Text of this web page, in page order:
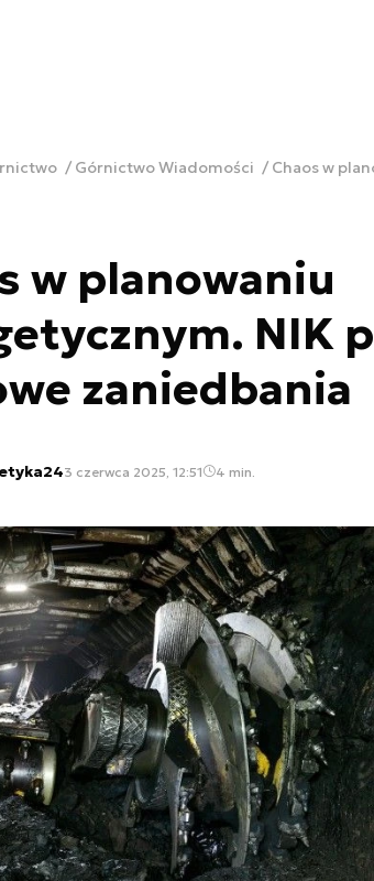
Górnictwo Wiadomości Chaos w
w planowaniu
NIK
zaniedbania
3 czerwca 2025, 12:51 4 min.